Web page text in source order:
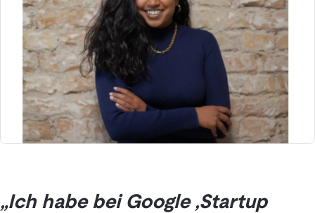
„Ich habe bei Google ‚Startup